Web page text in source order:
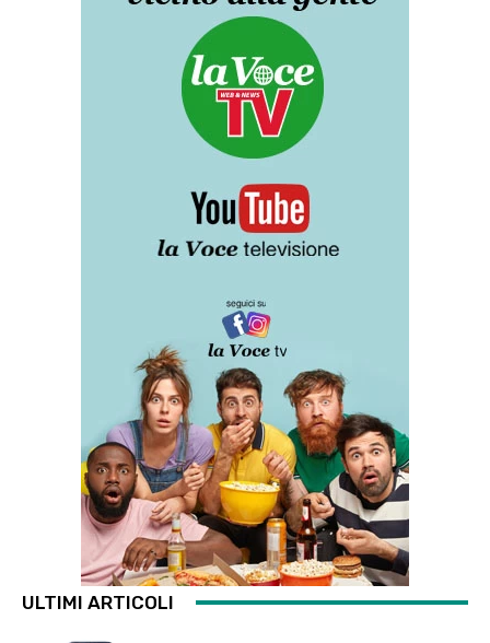
ULTIMI ARTICOLI